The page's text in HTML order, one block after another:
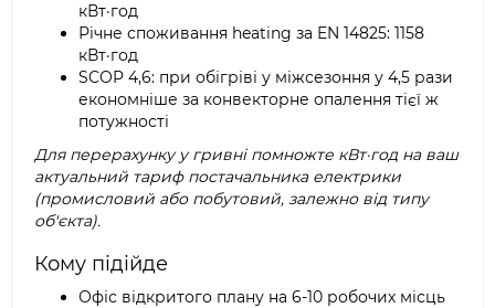
кВт·год
Річне споживання heating за EN 14825: 1158
кВт·год
SCOP 4,6: при обігріві у міжсезоння у 4,5 рази
економніше за конвекторне опалення тієї ж
потужності
Для перерахунку у гривні помножте кВт·год на ваш
актуальний тариф постачальника електрики
(промисловий або побутовий, залежно від типу
об'єкта).
Кому підійде
Офіс відкритого плану на 6-10 робочих місць